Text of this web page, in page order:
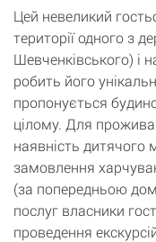
Цей невеликий
території одного з
Шевченківського) і
робить його
пропонується
цілому. Для
наявність дитячого
замовлення
(за попередньою
послуг власники
проведення